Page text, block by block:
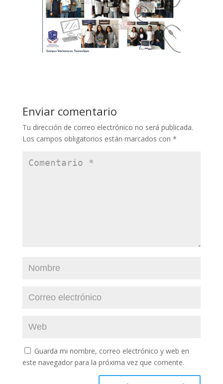
Enviar comentario
Tu dirección de correo electrónico no será publicada.
Los campos obligatorios están marcados con *
Guarda mi nombre, correo electrónico y web en
este navegador para la próxima vez que comente.